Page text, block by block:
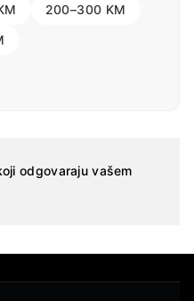
200–300 KM
odgovaraju vašem